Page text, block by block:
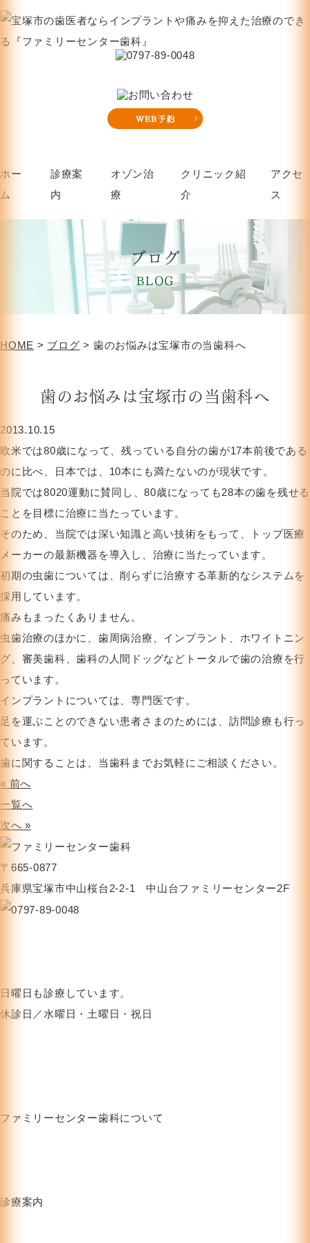
ホー
ム
診療案
内
オゾン治
療
クリニック紹
介
アクセ
ス
ブログ
BLOG
HOME > ブログ > 歯のお悩みは宝塚市の当歯科へ
歯のお悩みは宝塚市の当歯科へ
2013.10.15
欧米では80歳になって、残っている自分の歯が17本前後である
のに比べ、日本では、10本にも満たないのが現状です。
当院では8020運動に賛同し、80歳になっても28本の歯を残せる
ことを目標に治療に当たっています。
そのため、当院では深い知識と高い技術をもって、トップ医療
メーカーの最新機器を導入し、治療に当たっています。
初期の虫歯については、削らずに治療する革新的なシステムを
採用しています。
痛みもまったくありません。
虫歯治療のほかに、歯周病治療、インプラント、ホワイトニン
グ、審美歯科、歯科の人間ドッグなどトータルで歯の治療を行
っています。
インプラントについては、専門医です。
足を運ぶことのできない患者さまのためには、訪問診療も行っ
ています。
歯に関することは、当歯科までお気軽にご相談ください。
« 前へ
一覧へ
次へ »
〒665-0877
兵庫県宝塚市中山桜台2-2-1 中山台ファミリーセンター2F
日曜日も診療しています。
休診日／水曜日・土曜日・祝日
ファミリーセンター歯科について
診療案内